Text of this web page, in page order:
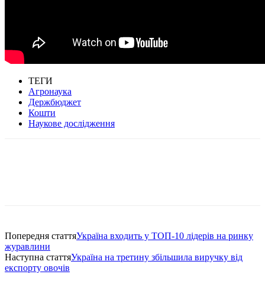
ТЕГИ
Агронаука
Держбюджет
Кошти
Наукове дослідження
Попередня статтяУкраїна входить у ТОП-10 лідерів на ринку
журавлини
Наступна статтяУкраїна на третину збільшила виручку від
експорту овочів